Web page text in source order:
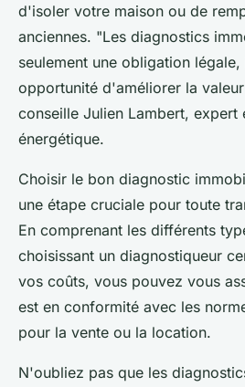
d'isoler votre maison ou de
anciennes. "Les diagnostics
seulement une obligation
opportunité d'améliorer la
conseille Julien Lambert, expert
énergétique.
Choisir le bon diagnostic
une étape cruciale pour toute
En comprenant les différents
choisissant un diagnostiqueur
vos coûts, vous pouvez vous
est en conformité avec les
pour la vente ou la location.
N'oubliez pas que les